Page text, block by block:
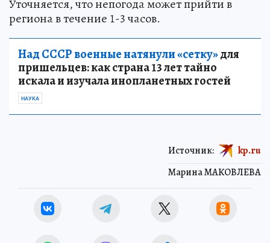
Уточняется, что непогода может прийти в
региона в течение 1-3 часов.
Над СССР военные натянули «сетку»для
пришельцев: как страна 13 лет тайно
искала и изучала инопланетных гостей
НАУКА
Марина МАКОВЛЕВА
Источник: kp.ru